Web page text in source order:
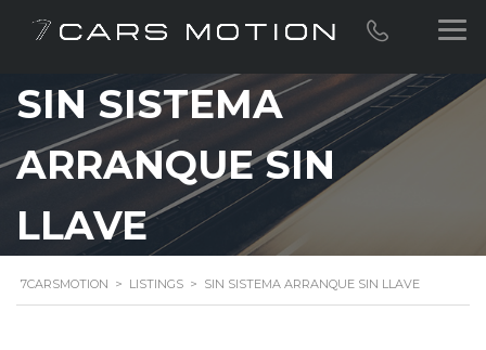
SIN SISTEMA
ARRANQUE SIN
LLAVE
7CARSMOTION > LISTINGS > SIN SISTEMA ARRANQUE SIN LLAVE